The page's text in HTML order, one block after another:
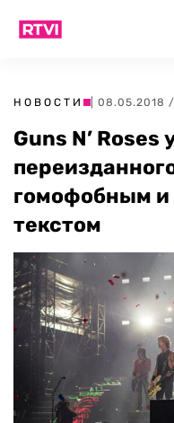
НОВОСТИ | 08.05.2018
Guns N’ Roses
гомофобным и
текстом